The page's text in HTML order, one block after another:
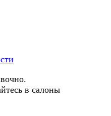
в салоны